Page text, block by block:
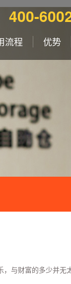
400-
流程 优势
与财富的多少并无